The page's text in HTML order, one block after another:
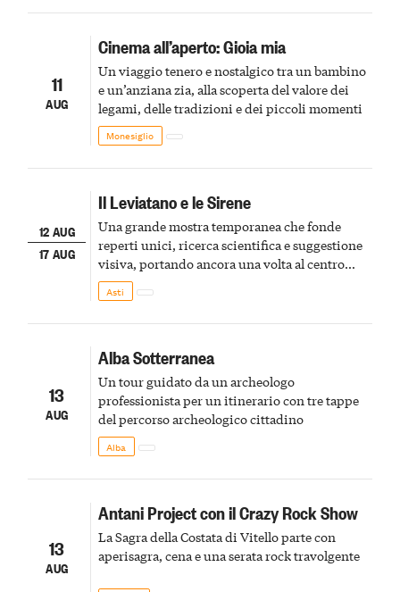
11
AUG
Cinema all’aperto: Gioia mia
Un viaggio tenero e nostalgico tra un bambino
e un’anziana zia, alla scoperta del valore dei
legami, delle tradizioni e dei piccoli momenti
Monesiglio
12 AUG
17 AUG
Il Leviatano e le Sirene
Una grande mostra temporanea che fonde
reperti unici, ricerca scientifica e suggestione
visiva, portando ancora una volta al centro
della scena le meraviglie del passato astigiano
Asti
13
AUG
Alba Sotterranea
Un tour guidato da un archeologo
professionista per un itinerario con tre tappe
del percorso archeologico cittadino
Alba
13
AUG
Antani Project con il Crazy Rock Show
La Sagra della Costata di Vitello parte con
aperisagra, cena e una serata rock travolgente